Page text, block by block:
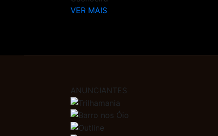
VER MAIS
ANUNCIANTES